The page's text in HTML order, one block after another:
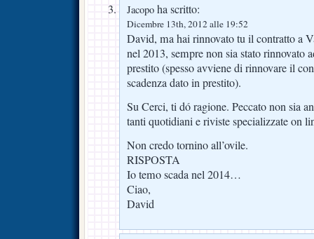
Jacopo ha scritto:
Dicembre 13th, 2012 alle 19:52
David, ma hai rinnovato tu il contratto a
nel 2013, sempre non sia stato rinnovato
prestito (spesso avviene di rinnovare il
scadenza dato in prestito).
Su Cerci, ti dó ragione. Peccato non sia
tanti quotidiani e riviste specializzate on
Non credo tornino all’ovile.
RISPOSTA
Io temo scada nel 2014…
Ciao,
David